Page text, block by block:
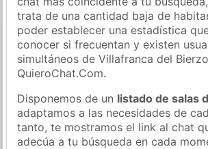
trata de una cantidad baja de
poder establecer una estadística
conocer si frecuentan y existen
simultáneos de Villafranca del
QuieroChat.Com.
Disponemos de un listado de salas
adaptamos a las necesidades de
tanto, te mostramos el link al chat
adecúa a tu búsqueda en cada